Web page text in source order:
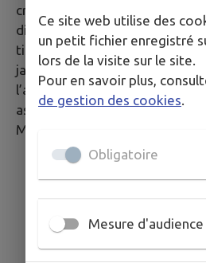
créatives telles que travaux de
diverses à partir de terre,
tissus…ainsi que sorties
jardins et châteaux, repas
l’amitié sont les maîtres
association, chère au cœur de
MONS pour qui le lien social
Ce site web utilise des
un petit fichier enregistré
lors de la visite sur le site.
Pour en savoir plus,
de gestion des cookies
Obligatoire
Mesure